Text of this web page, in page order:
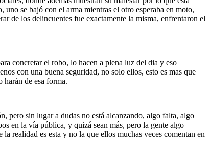
se bajó con el arma mientras el otro esperaba en moto,
de los delincuentes fue exactamente la misma, enfrentaron el
concretar el robo, lo hacen a plena luz del dia y eso
con una buena seguridad, no solo ellos, esto es mas que
harán de esa forma.
pero sin lugar a dudas no está alcanzando, algo falta, algo
en la vía pública, y quizá sean más, pero la gente algo
realidad es esta y no la que ellos muchas veces comentan en